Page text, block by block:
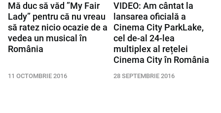
Mă duc să văd ”My Fair
Lady” pentru că nu vreau
să ratez nicio ocazie de a
vedea un musical în
România
11 OCTOMBRIE 2016
VIDEO: Am cântat la
lansarea oficială a
Cinema City ParkLake,
cel de-al 24-lea
multiplex al rețelei
Cinema City în România
28 SEPTEMBRIE 2016